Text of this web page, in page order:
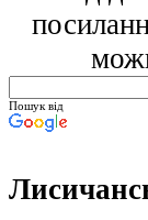
Пошук від